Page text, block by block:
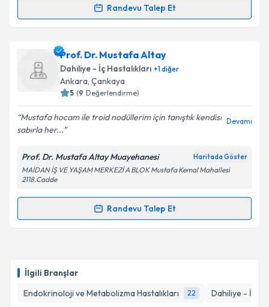
İlgili Branşlar
Endokrinoloji ve Metabolizma Hastalıkları
22 Dahiliye - İç
kapsamda işlenmesini kabul ediyorum.
Randevu Talep Et
Randevu Takvimi Talebi
Doç. Dr. Elif Turaniçin randevu takvimi talebi
oluşturun. Size bu uzmandan randevu almanız için bir
takvim hazırlandığında e-posta ile bilgilendireceğiz.
Kişisel verilerimin işlenmesine ilişkin
Aydınlatma
Metni'ni okudum ve kişisel verilerimin belirtilen
Takvim Talebini Gönder
Prof. Dr. Mustafa Altay
Dahiliye - İç Hastalıkları +1diğer
Ankara, Çankaya
5 (9 Değerlendirme)
Mustafa hocam ile troid nodüllerim için tanıştık kendisi
sabırla her...
Devamı
Prof. Dr. Mustafa Altay Muayehanesi Haritada Göster
MAİDAN İŞ VE YAŞAM MERKEZİ A BLOK Mustafa Kemal Mahallesi
2118.Cadde
Randevu Talep Et
Randevu Takvimi Talebi
takvim hazırlandığında e-posta ile bilgilendireceğiz.